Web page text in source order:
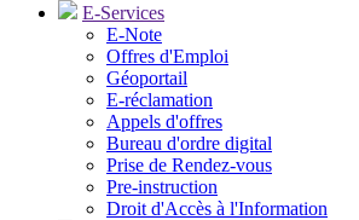
E-Services
E-Note
Offres d'Emploi
Géoportail
E-réclamation
Appels d'offres
Bureau d'ordre digital
Prise de Rendez-vous
Pre-instruction
Droit d'Accès à l'Information